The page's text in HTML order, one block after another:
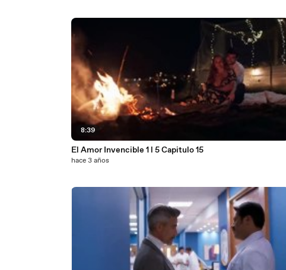
8:39
El Amor Invencible 1 l 5 Capitulo 15
hace 3 años